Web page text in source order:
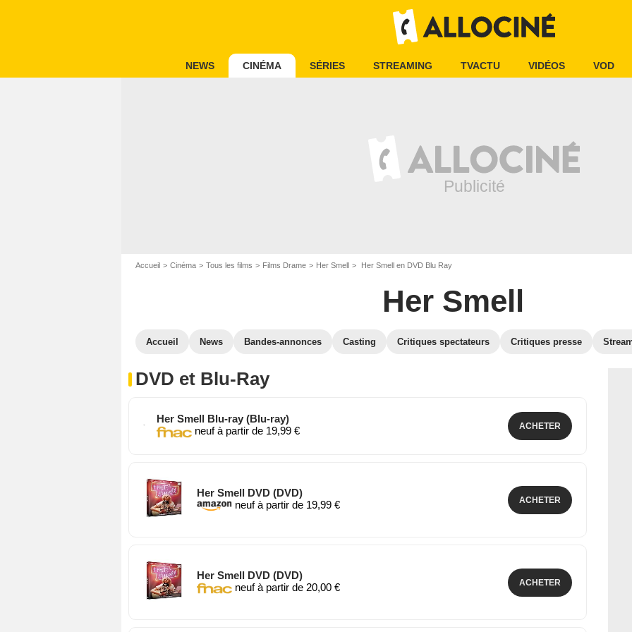
NEWS CINÉMA SÉRIES STREAMING TVACTU VIDÉOS VOD
Accueil Cinéma Tous les films Films Drame Her Smell Her Smell en DVD Blu Ray
Her Smell
Accueil News Bandes-annonces Casting Critiques spectateurs Critiques presse
DVD et Blu-Ray
Her Smell Blu-ray (Blu-ray)
neuf à partir de 19,99 €
ACHETER
Her Smell DVD (DVD)
neuf à partir de 19,99 €
ACHETER
Her Smell DVD (DVD)
neuf à partir de 20,00 €
ACHETER